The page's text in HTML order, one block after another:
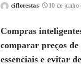
Posted
ciflorestas 10 de junho
Compras
comparar preços
essenciais e evitar